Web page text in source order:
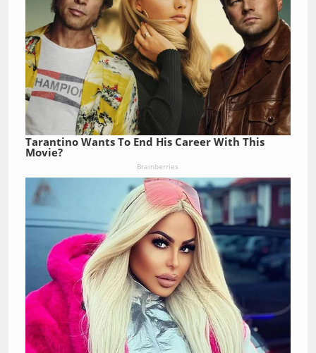
Tarantino Wants To End His Career With This
Movie?
Brainberries